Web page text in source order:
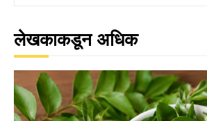
लेखकाकडून अधिक